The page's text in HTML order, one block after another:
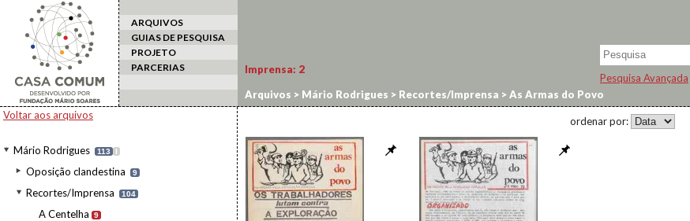
ARQUIVOS
GUIAS DE PESQUISA
PROJETO
PARCERIAS
Pesquisa Avançada
Voltar aos arquivos
Mário Rodrigues 113 I
Oposição clandestina 9
Recortes/Imprensa 104
A Centelha 9
Imprensa: 2
Arquivos > Mário Rodrigues > Recortes/Imprensa >As Armas do Povo
ordenar por: